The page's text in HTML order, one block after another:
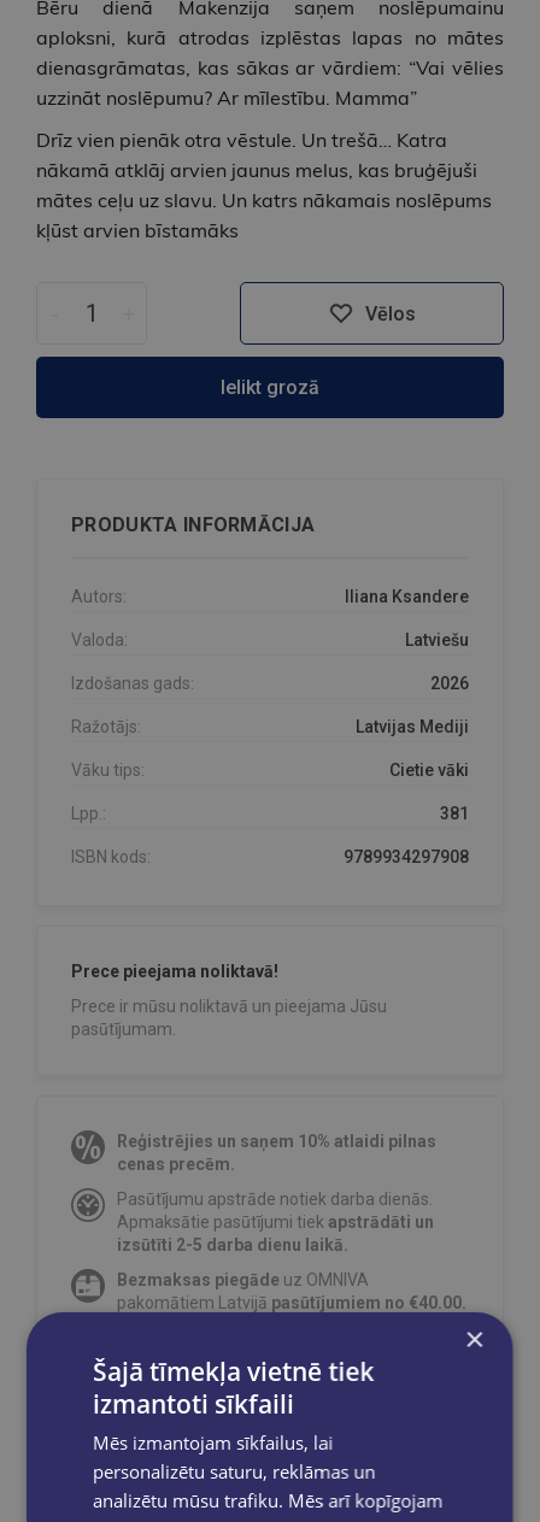
Bēru dienā Makenzija saņem noslēpumainu
aploksni, kurā atrodas izplēstas lapas no mātes
dienasgrāmatas, kas sākas ar vārdiem: “Vai vēlies
uzzināt noslēpumu? Ar mīlestību. Mamma”
Drīz vien pienāk otra vēstule. Un trešā… Katra
nākamā atklāj arvien jaunus melus, kas bruģējuši
mātes ceļu uz slavu. Un katrs nākamais noslēpums
kļūst arvien bīstamāks
Vēlos
Ielikt grozā
PRODUKTA INFORMĀCIJA
Autors: Iliana Ksandere
Valoda: Latviešu
Izdošanas gads: 2026
Ražotājs: Latvijas Mediji
Vāku tips: Cietie vāki
Lpp.: 381
ISBN kods: 9789934297908
Prece pieejama noliktavā!
Prece ir mūsu noliktavā un pieejama Jūsu
pasūtījumam.
Reģistrējies un saņem 10% atlaidi pilnas
cenas precēm.
Pasūtījumu apstrāde notiek darba dienās.
Apmaksātie pasūtījumi tiekapstrādāti un
izsūtīti 2-5 darba dienu laikā.
Bezmaksas piegāde uz OMNIVA
pakomātiem Latvijā pasūtījumiem no €40.00.
grāmatnīcā 1-5 darba dienu laikā, kad
pasūtījums būs gatavs saņemšanai, saņemsi
e-pastu un/ vai SMS.
×
Šajā tīmekļa vietnē tiek
izmantoti sīkfaili
Mēs izmantojam sīkfailus, lai
personalizētu saturu, reklāmas un
analizētu mūsu trafiku. Mēs arī kopīgojam